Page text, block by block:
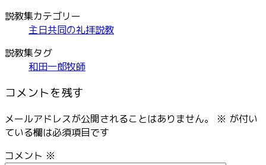
説教集カテゴリー
主日共同の礼拝説教
説教集タグ
和田一郎牧師
コメントを残す
メールアドレスが公開されることはありません。 ※ が付い
ている欄は必須項目です
コメント ※